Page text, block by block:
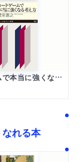
カードゲームで本当に強くなる考え方
れる本